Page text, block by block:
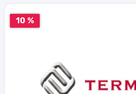
10 %